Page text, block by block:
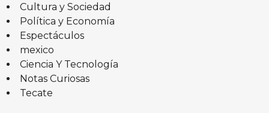
Cultura y Sociedad
Política y Economía
Espectáculos
mexico
Ciencia Y Tecnología
Notas Curiosas
Tecate